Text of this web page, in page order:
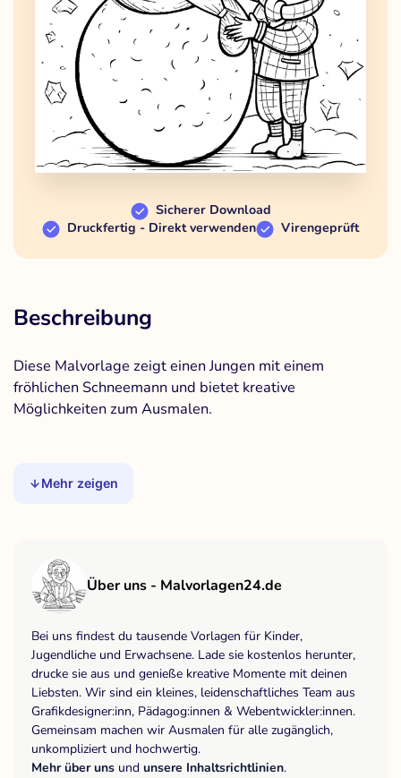
Sicherer Download
Druckfertig - Direkt verwenden
Virengeprüft
Beschreibung
Diese Malvorlage zeigt einen Jungen mit einem
fröhlichen Schneemann und bietet kreative
Möglichkeiten zum Ausmalen.
Mehr zeigen
Über uns - Malvorlagen24.de
Bei uns findest du tausende Vorlagen für Kinder,
Jugendliche und Erwachsene. Lade sie kostenlos herunter,
drucke sie aus und genieße kreative Momente mit deinen
Liebsten. Wir sind ein kleines, leidenschaftliches Team aus
Grafikdesigner:inn, Pädagog:innen & Webentwickler:innen.
Gemeinsam machen wir Ausmalen für alle zugänglich,
unkompliziert und hochwertig.
Mehr über uns und unsere Inhaltsrichtlinien.